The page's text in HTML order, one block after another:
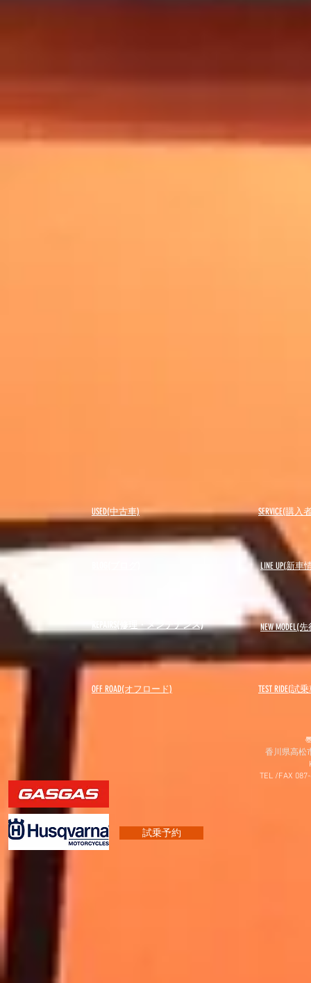
USED(中古車) SERVICE(購
LINE UP(新車
REPAIRS(修理・メンテナンス) NEW MODEL(先
OFF ROAD(オフロード) ​TEST RIDE(試
試乗予約
香川県高松
TEL /FAX